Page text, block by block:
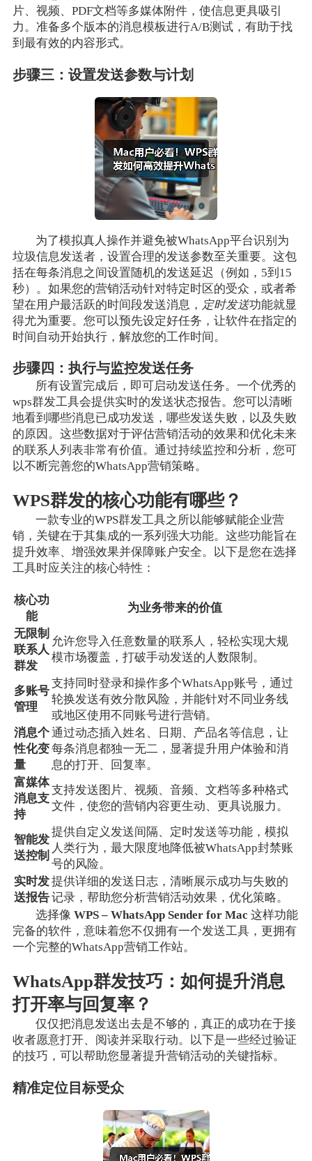
片、视频、PDF文档等多媒体附件，使信息更具吸引
力。准备多个版本的消息模板进行A/B测试，有助于找
到最有效的内容形式。
步骤三：设置发送参数与计划
为了模拟真人操作并避免被WhatsApp平台识别为
垃圾信息发送者，设置合理的发送参数至关重要。这包
括在每条消息之间设置随机的发送延迟（例如，5到15
秒）。如果您的营销活动针对特定时区的受众，或者希
望在用户最活跃的时间段发送消息， 定时发送功能就显
得尤为重要。您可以预先设定好任务，让软件在指定的
时间自动开始执行，解放您的工作时间。
步骤四：执行与监控发送任务
所有设置完成后，即可启动发送任务。一个优秀的
wps群发工具会提供实时的发送状态报告。您可以清晰
地看到哪些消息已成功发送，哪些发送失败，以及失败
的原因。这些数据对于评估营销活动的效果和优化未来
的联系人列表非常有价值。通过持续监控和分析，您可
以不断完善您的WhatsApp营销策略。
WPS群发的核心功能有哪些？
一款专业的WPS群发工具之所以能够赋能企业营
销，关键在于其集成的一系列强大功能。这些功能旨在
提升效率、增强效果并保障账户安全。以下是您在选择
工具时应关注的核心特性：
核心功
能
为业务带来的价值
无限制
联系人
群发
允许您导入任意数量的联系人，轻松实现大规
模市场覆盖，打破手动发送的人数限制。
多账号
管理
支持同时登录和操作多个WhatsApp账号，通过
轮换发送有效分散风险，并能针对不同业务线
或地区使用不同账号进行营销。
消息个
性化变
量
通过动态插入姓名、日期、产品名等信息，让
每条消息都独一无二，显著提升用户体验和消
息的打开、回复率。
富媒体
消息支
持
支持发送图片、视频、音频、文档等多种格式
文件，使您的营销内容更生动、更具说服力。
智能发
送控制
提供自定义发送间隔、定时发送等功能，模拟
人类行为，最大限度地降低被WhatsApp封禁账
号的风险。
实时发
送报告
提供详细的发送日志，清晰展示成功与失败的
记录，帮助您分析营销活动效果，优化策略。
选择像WPS – WhatsApp Sender for Mac 这样功能
完备的软件，意味着您不仅拥有一个发送工具，更拥有
一个完整的WhatsApp营销工作站。
WhatsApp群发技巧：如何提升消息
打开率与回复率？
仅仅把消息发送出去是不够的，真正的成功在于接
收者愿意打开、阅读并采取行动。以下是一些经过验证
的技巧，可以帮助您显著提升营销活动的关键指标。
精准定位目标受众